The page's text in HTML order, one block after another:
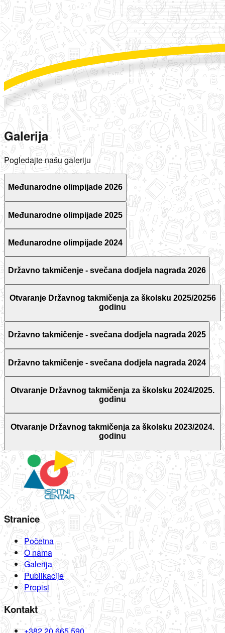
Galerija
Pogledajte našu galeriju
Međunarodne olimpijade 2026
Međunarodne olimpijade 2025
Međunarodne olimpijade 2024
Državno takmičenje - svečana dodjela nagrada 2026
Otvaranje Državnog takmičenja za školsku 2025/20256
godinu
Državno takmičenje - svečana dodjela nagrada 2025
Državno takmičenje - svečana dodjela nagrada 2024
Otvaranje Državnog takmičenja za školsku 2024/2025.
godinu
Otvaranje Državnog takmičenja za školsku 2023/2024.
godinu
Stranice
Početna
O nama
Galerija
Publikacije
Propisi
Kontakt